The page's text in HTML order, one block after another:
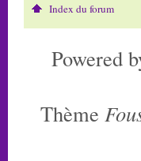
Index du forum
Powered
Thème